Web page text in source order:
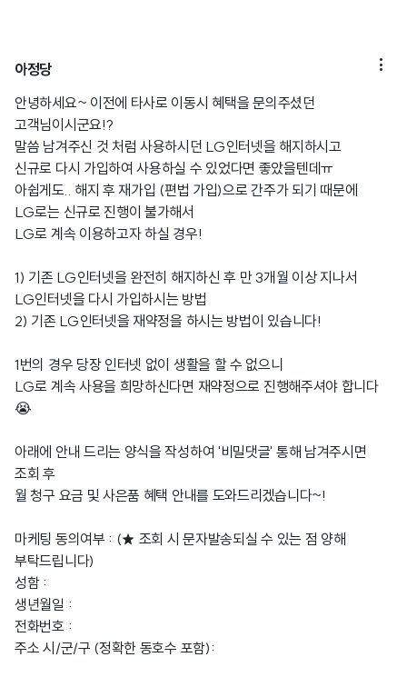
아정당 
안녕하세요~ 이전에 타사로 이동시 혜택을 문의주셨던
고객님이시군요!?
말씀 남겨주신 것 처럼 사용하시던 LG인터넷을 해지하시고
신규로 다시 가입하여 사용하실 수 있었다면 좋았을텐데ㅠ
아쉽게도.. 해지 후 재가입 (편법 가입)으로 간주가 되기 때문에
LG로는 신규로 진행이 불가해서
LG로 계속 이용하고자 하실 경우!
1) 기존 LG인터넷을 완전히 해지하신 후 만 3개월 이상 지나서
LG인터넷을 다시 가입하시는 방법
2) 기존 LG인터넷을 재약정을 하시는 방법이 있습니다!
1번의 경우 당장 인터넷 없이 생활을 할 수 없으니
LG로 계속 사용을 희망하신다면 재약정으로 진행해주셔야 합니다
😭
아래에 안내 드리는 양식을 작성하여 '비밀댓글' 통해 남겨주시면
조회 후
월 청구 요금 및 사은품 혜택 안내를 도와드리겠습니다~!
마케팅 동의여부 : (★ 조회 시 문자발송되실 수 있는 점 양해
부탁드립니다)
성함 :
생년월일 :
전화번호 :
주소 시/군/구 (정확한 동호수 포함):